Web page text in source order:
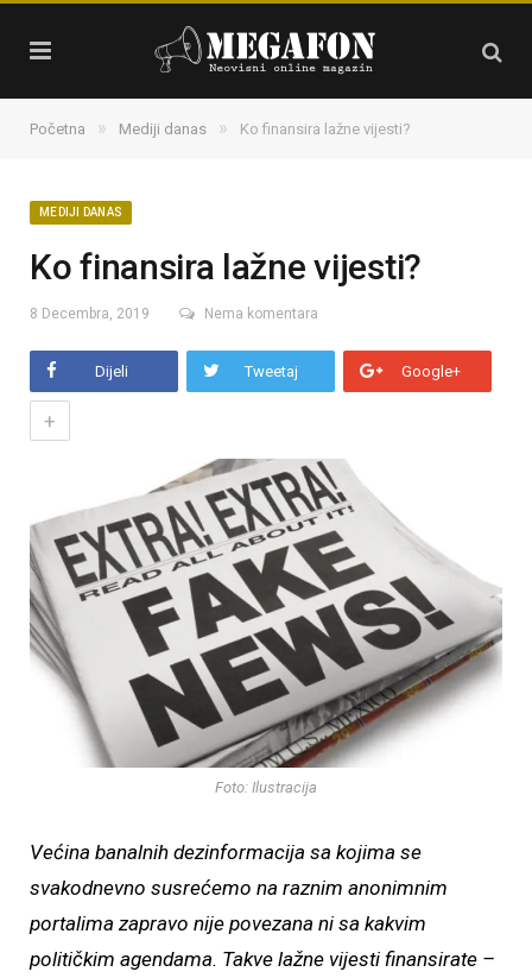
Početna » Mediji danas » Ko finansira lažne vijesti?
MEDIJI DANAS
Ko finansira lažne vijesti?
8 Decembra, 2019 Nema komentara
Dijeli Tweetaj Google+
+
Foto: Ilustracija
Većina banalnih dezinformacija sa kojima se
svakodnevno susrećemo na raznim anonimnim
portalima zapravo nije povezana ni sa kakvim
političkim agendama. Takve lažne vijesti finansirate –